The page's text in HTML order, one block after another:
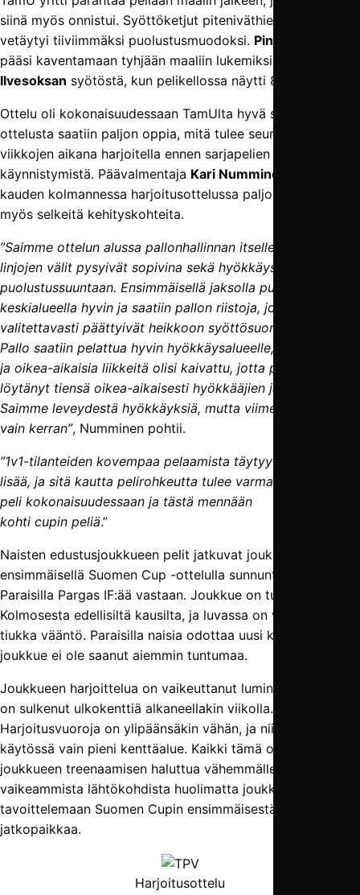
siinä myös onnistui. Syöttöketjut piteniväthieman ja TPV
vetäytyi tiiviimmäksi puolustusmuodoksi. Pinja Aaltonen
pääsi kaventamaan tyhjään maaliin lukemiksi 2–1
Ilvesoksan syötöstä, kun pelikellossa näytti 88. minuuttia.
Ottelu oli kokonaisuudessaan TamUlta hyvä suoritus, ja
ottelusta saatiin paljon oppia, mitä tulee seuraavien
viikkojen aikana harjoitella ennen sarjapelien
käynnistymistä. Päävalmentaja Kari Numminen
kauden kolmannessa harjoitusottelussa paljon hyvää ja
myös selkeitä kehityskohteita.
”Saimme ottelun alussa pallonhallinnan itsellemme ja
linjojen välit pysyivät sopivina sekä hyökkäys- että
puolustussuuntaan. Ensimmäisellä jaksolla puolustettiin
keskialueella hyvin ja saatiin pallon riistoja, jotka
valitettavasti päättyivät heikkoon syöttösuoritukseen.
Pallo saatiin pelattua hyvin hyökkäysalueelle, mutta malttia
ja oikea-aikaisia liikkeitä olisi kaivattu, jotta pallo olisi
löytänyt tiensä oikea-aikaisesti hyökkääjien jalkaan.
Saimme leveydestä hyökkäyksiä, mutta viimeistely onnistui
vain kerran”, Numminen pohtii.
”1v1-tilanteiden kovempaa pelaamista täytyy harjoitella
lisää, ja sitä kautta pelirohkeutta tulee varmasti lisää. Hyvä
peli kokonaisuudessaan ja tästä mennään
kohti cupin peliä.”
Naisten edustusjoukkueen pelit jatkuvat joukkueen
ensimmäisellä Suomen Cup -ottelulla sunnuntaina 2.4
Paraisilla Pargas IF:ää vastaan. Joukkue on tuttu
Kolmosesta edellisiltä kausilta, ja luvassa on varmasti
tiukka vääntö. Paraisilla naisia odottaa uusi kenttä, johon
joukkue ei ole saanut aiemmin tuntumaa.
Joukkueen harjoittelua on vaikeuttanut luminen sää, joka
on sulkenut ulkokenttiä alkaneellakin viikolla.
Harjoitusvuoroja on ylipäänsäkin vähän, ja niillä on usein
käytössä vain pieni kenttäalue. Kaikki tämä on jättänyt
joukkueen treenaamisen haluttua vähemmälle. Ennakoitua
vaikeammista lähtökohdista huolimatta joukkue lähtee
tavoittelemaan Suomen Cupin ensimmäisestä ottelusta
jatkopaikkaa.
Harjoitusottelu